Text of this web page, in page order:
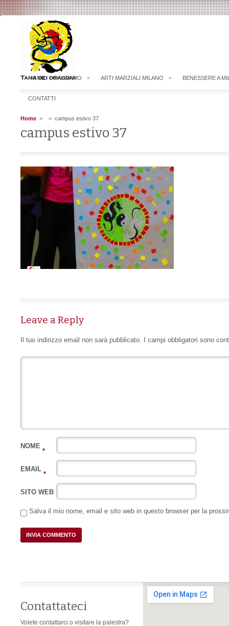
HOME CHI SIAMO ARTI MARZIALI MILANO BENESSERE A
CONTATTI
Home > > campus estivo 37
campus estivo 37
Leave a Reply
Il tuo indirizzo email non sarà pubblicato. I campi obbligatori sono
NOME
*
EMAIL
*
SITO WEB
Salva il mio nome, email e sito web in questo browser per la
Contattateci
Volete contattarci o visitare la palestra?